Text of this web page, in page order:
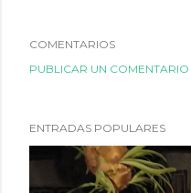
COMENTARIOS
PUBLICAR UN COMENTARIO
ENTRADAS POPULARES